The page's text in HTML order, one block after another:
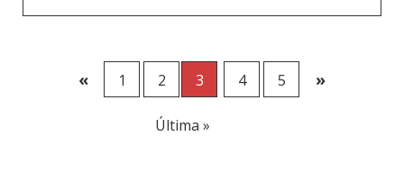
« 1 2 3 4 5 »
Última »